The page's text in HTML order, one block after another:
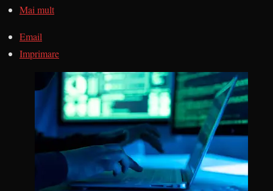
Mai mult
Email
Imprimare